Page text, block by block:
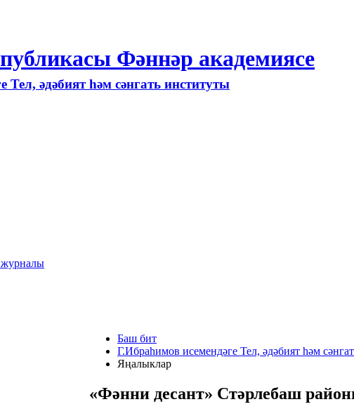
Фәннәр академиясе
Тел, әдәбият һәм сәнгать институты
журналы
Баш бит
Г.Ибраһимов исемендәге Тел, әдәбият һәм
Яңалыклар
«Фәнни десант» Стәрлебаш